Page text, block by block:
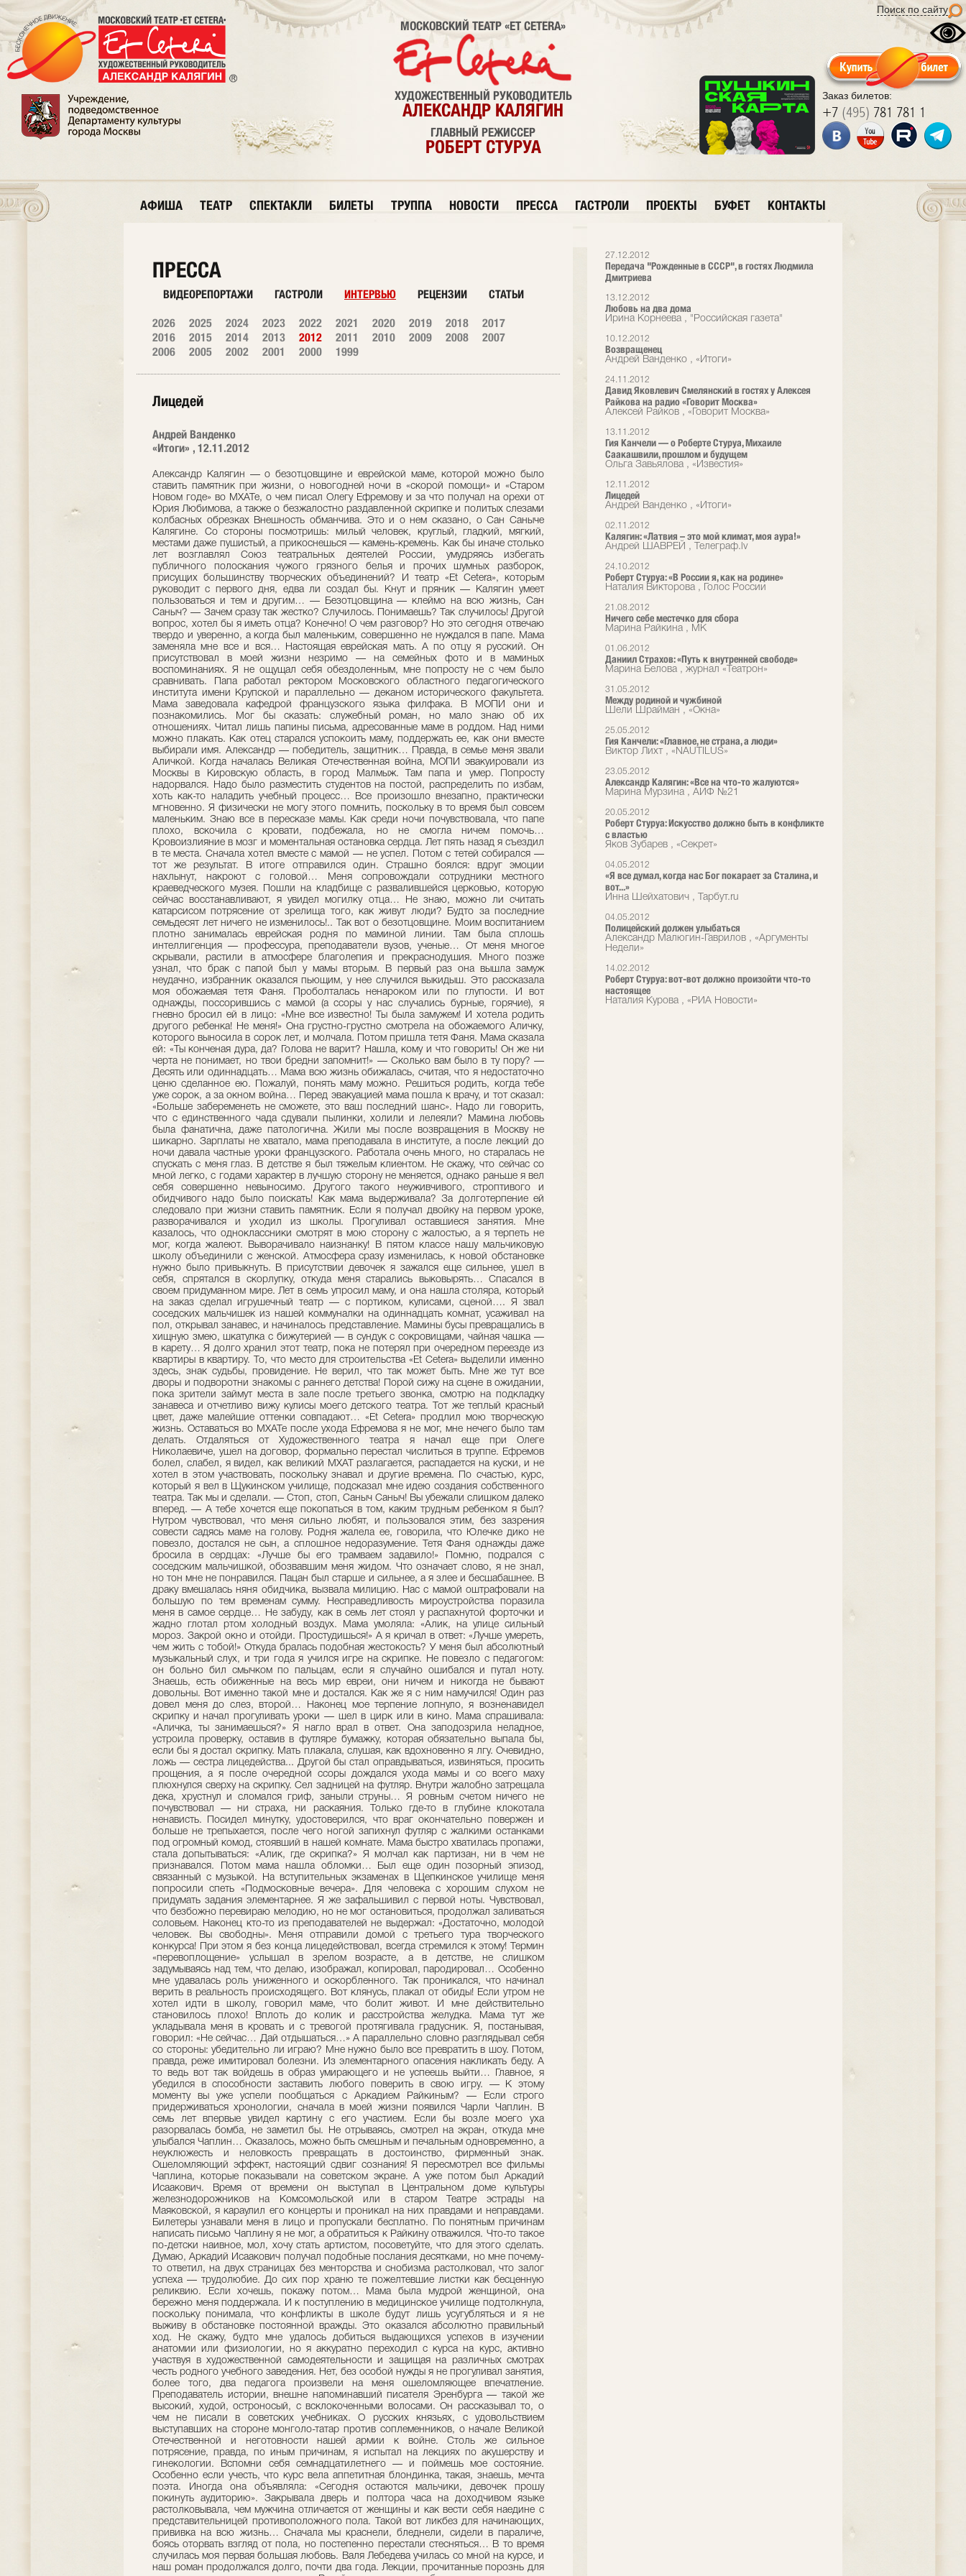
Поиск по сайту
Заказ билетов:
+7 (495) 781 781 1
МОСКОВСКИЙ ТЕАТР «ET CETERA»
ХУДОЖЕСТВЕННЫЙ РУКОВОДИТЕЛЬ
АЛЕКСАНДР КАЛЯГИН
ГЛАВНЫЙ РЕЖИССЕР
РОБЕРТ СТУРУА
АФИША ТЕАТР СПЕКТАКЛИ БИЛЕТЫ ТРУППА НОВОСТИ ПРЕССА ГАСТРОЛИ ПРОЕКТЫ БУФЕТ КОНТАКТЫ
27.12.2012
Передача "Рожденные в СССР", в гостях Людмила
Дмитриева
13.12.2012
Любовь на два дома
Ирина Корнеева , "Российская газета"
10.12.2012
Возвращенец
Андрей Ванденко , «Итоги»
24.11.2012
Давид Яковлевич Смелянский в гостях у Алексея
Райкова на радио «Говорит Москва»
Алексей Райков , «Говорит Москва»
13.11.2012
Гия Канчели — о Роберте Стуруа, Михаиле
Саакашвили, прошлом и будущем
Ольга Завьялова , «Известия»
12.11.2012
Лицедей
Андрей Ванденко , «Итоги»
02.11.2012
Калягин: «Латвия – это мой климат, моя аура!»
Андрей ШАВРЕЙ , Телеграф.lv
24.10.2012
Роберт Стуруа: «В России я, как на родине»
Наталия Викторова , Голос России
21.08.2012
Ничего себе местечко для сбора
Марина Райкина , МК
01.06.2012
Даниил Страхов: «Путь к внутренней свободе»
Марина Белова , журнал «Театрон»
31.05.2012
Между родиной и чужбиной
Шели Шрайман , «Окна»
25.05.2012
Гия Канчели: «Главное, не страна, а люди»
Виктор Лихт , «NAUTILUS»
23.05.2012
Александр Калягин: «Все на что-то жалуются»
Марина Мурзина , АИФ №21
20.05.2012
Роберт Стуруа: Искусство должно быть в конфликте
с властью
Яков Зубарев , «Секрет»
04.05.2012
«Я все думал, когда нас Бог покарает за Сталина, и
вот...»
Инна Шейхатович , Тарбут.ru
04.05.2012
Полицейский должен улыбаться
Александр Малюгин-Гаврилов , «Аргументы
Недели»
14.02.2012
Роберт Стуруа: вот-вот должно произойти что-то
настоящее
Наталия Курова , «РИА Новости»
ПРЕССА
ВИДЕОРЕПОРТАЖИ ГАСТРОЛИ ИНТЕРВЬЮ РЕЦЕНЗИИ СТАТЬИ
2026 2025 2024 2023 2022 2021 2020 2019 2018
2017
2016
2015 2014 2013 2012 2011 2010 2009 2008
2007
2006
2005 2002 2001 2000 1999
Лицедей
Андрей Ванденко
«Итоги» , 12.11.2012
Александр Калягин — о безотцовщине и еврейской маме, которой можно было ставить памятник при жизни, о новогодней ночи в «скорой помощи» и «Старом Новом годе» во МХАТе, о чем писал Олегу Ефремову и за что получал на орехи от Юрия Любимова, а также о безжалостно раздавленной скрипке и политых слезами колбасных обрезках Внешность обманчива. Это и о нем сказано, о Сан Саныче Калягине. Со стороны посмотришь: милый человек, круглый, гладкий, мягкий, местами даже пушистый, а прикоснешься — камень-кремень. Как бы иначе столько лет возглавлял Союз театральных деятелей России, умудряясь избегать публичного полоскания чужого грязного белья и прочих шумных разборок, присущих большинству творческих объединений? И театр «Et Cetera», которым руководит с первого дня, едва ли создал бы. Кнут и пряник — Калягин умеет пользоваться и тем и другим… — Безотцовщина — клеймо на всю жизнь, Сан Саныч? — Зачем сразу так жестко? Случилось. Понимаешь? Так случилось! Другой вопрос, хотел бы я иметь отца? Конечно! О чем разговор? Но это сегодня отвечаю твердо и уверенно, а когда был маленьким, совершенно не нуждался в папе. Мама заменяла мне все и вся… Настоящая еврейская мать. А по отцу я русский. Он присутствовал в моей жизни незримо — на семейных фото и в маминых воспоминаниях. Я не ощущал себя обездоленным, мне попросту не с чем было сравнивать. Папа работал ректором Московского областного педагогического института имени Крупской и параллельно — деканом исторического факультета. Мама заведовала кафедрой французского языка филфака. В МОПИ они и познакомились. Мог бы сказать: служебный роман, но мало знаю об их отношениях. Читал лишь папины письма, адресованные маме в роддом. Над ними можно плакать. Как отец старался успокоить маму, поддержать ее, как они вместе выбирали имя. Александр — победитель, защитник… Правда, в семье меня звали Аличкой. Когда началась Великая Отечественная война, МОПИ эвакуировали из Москвы в Кировскую область, в город Малмыж. Там папа и умер. Попросту надорвался. Надо было разместить студентов на постой, распределить по избам, хоть как-то наладить учебный процесс… Все произошло внезапно, практически мгновенно. Я физически не могу этого помнить, поскольку в то время был совсем маленьким. Знаю все в пересказе мамы. Как среди ночи почувствовала, что папе плохо, вскочила с кровати, подбежала, но не смогла ничем помочь… Кровоизлияние в мозг и моментальная остановка сердца. Лет пять назад я съездил в те места. Сначала хотел вместе с мамой — не успел. Потом с тетей собирался — тот же результат. В итоге отправился один. Страшно боялся: вдруг эмоции нахлынут, накроют с головой… Меня сопровождали сотрудники местного краеведческого музея. Пошли на кладбище с развалившейся церковью, которую сейчас восстанавливают, я увидел могилку отца… Не знаю, можно ли считать катарсисом потрясение от зрелища того, как живут люди? Будто за последние семьдесят лет ничего не изменилось!.. Так вот о безотцовщине. Моим воспитанием плотно занималась еврейская родня по маминой линии. Там была сплошь интеллигенция — профессура, преподаватели вузов, ученые… От меня многое скрывали, растили в атмосфере благолепия и прекраснодушия. Много позже узнал, что брак с папой был у мамы вторым. В первый раз она вышла замуж неудачно, избранник оказался пьющим, у нее случился выкидыш. Это рассказала моя обожаемая тетя Фаня. Проболталась ненароком или по глупости. И вот однажды, поссорившись с мамой (а ссоры у нас случались бурные, горячие), я гневно бросил ей в лицо: «Мне все известно! Ты была замужем! И хотела родить другого ребенка! Не меня!» Она грустно-грустно смотрела на обожаемого Аличку, которого выносила в сорок лет, и молчала. Потом пришла тетя Фаня. Мама сказала ей: «Ты конченая дура, да? Голова не варит? Нашла, кому и что говорить! Он же ни черта не понимает, но твои бредни запомнит!» — Сколько вам было в ту пору? — Десять или одиннадцать… Мама всю жизнь обижалась, считая, что я недостаточно ценю сделанное ею. Пожалуй, понять маму можно. Решиться родить, когда тебе уже сорок, а за окном война… Перед эвакуацией мама пошла к врачу, и тот сказал: «Больше забеременеть не сможете, это ваш последний шанс». Надо ли говорить, что с единственного чада сдували пылинки, холили и лелеяли? Мамина любовь была фанатична, даже патологична. Жили мы после возвращения в Москву не шикарно. Зарплаты не хватало, мама преподавала в институте, а после лекций до ночи давала частные уроки французского. Работала очень много, но старалась не спускать с меня глаз. В детстве я был тяжелым клиентом. Не скажу, что сейчас со мной легко, с годами характер в лучшую сторону не меняется, однако раньше я вел себя совершенно невыносимо. Другого такого неуживчивого, строптивого и обидчивого надо было поискать! Как мама выдерживала? За долготерпение ей следовало при жизни ставить памятник. Если я получал двойку на первом уроке, разворачивался и уходил из школы. Прогуливал оставшиеся занятия. Мне казалось, что одноклассники смотрят в мою сторону с жалостью, а я терпеть не мог, когда жалеют. Выворачивало наизнанку! В пятом классе нашу мальчиковую школу объединили с женской. Атмосфера сразу изменилась, к новой обстановке нужно было привыкнуть. В присутствии девочек я зажался еще сильнее, ушел в себя, спрятался в скорлупку, откуда меня старались выковырять… Спасался в своем придуманном мире. Лет в семь упросил маму, и она нашла столяра, который на заказ сделал игрушечный театр — с портиком, кулисами, сценой…. Я звал соседских мальчишек из нашей коммуналки на одиннадцать комнат, усаживал на пол, открывал занавес, и начиналось представление. Мамины бусы превращались в хищную змею, шкатулка с бижутерией — в сундук с сокровищами, чайная чашка — в карету… Я долго хранил этот театр, пока не потерял при очередном переезде из квартиры в квартиру. То, что место для строительства «Et Cetera» выделили именно здесь, знак судьбы, провидение. Не верил, что так может быть. Мне же тут все дворы и подворотни знакомы с раннего детства! Порой сижу на сцене в ожидании, пока зрители займут места в зале после третьего звонка, смотрю на подкладку занавеса и отчетливо вижу кулисы моего детского театра. Тот же теплый красный цвет, даже малейшие оттенки совпадают… «Et Cetera» продлил мою творческую жизнь. Оставаться во МХАТе после ухода Ефремова я не мог, мне нечего было там делать. Отдаляться от Художественного театра я начал еще при Олеге Николаевиче, ушел на договор, формально перестал числиться в труппе. Ефремов болел, слабел, я видел, как великий МХАТ разлагается, распадается на куски, и не хотел в этом участвовать, поскольку знавал и другие времена. По счастью, курс, который я вел в Щукинском училище, подсказал мне идею создания собственного театра. Так мы и сделали. — Стоп, стоп, Саныч Саныч! Вы убежали слишком далеко вперед. — А тебе хочется еще покопаться в том, каким трудным ребенком я был? Нутром чувствовал, что меня сильно любят, и пользовался этим, без зазрения совести садясь маме на голову. Родня жалела ее, говорила, что Юлечке дико не повезло, достался не сын, а сплошное недоразумение. Тетя Фаня однажды даже бросила в сердцах: «Лучше бы его трамваем задавило!» Помню, подрался с соседским мальчишкой, обозвавшим меня жидом. Что означает слово, я не знал, но тон мне не понравился. Пацан был старше и сильнее, а я злее и бесшабашнее. В драку вмешалась няня обидчика, вызвала милицию. Нас с мамой оштрафовали на большую по тем временам сумму. Несправедливость мироустройства поразила меня в самое сердце… Не забуду, как в семь лет стоял у распахнутой форточки и жадно глотал ртом холодный воздух. Мама умоляла: «Алик, на улице сильный мороз. Закрой окно и отойди. Простудишься!» А я кричал в ответ: «Лучше умереть, чем жить с тобой!» Откуда бралась подобная жестокость? У меня был абсолютный музыкальный слух, и три года я учился игре на скрипке. Не повезло с педагогом: он больно бил смычком по пальцам, если я случайно ошибался и путал ноту. Знаешь, есть обиженные на весь мир евреи, они ничем и никогда не бывают довольны. Вот именно такой мне и достался. Как же я с ним намучился! Один раз довел меня до слез, второй… Наконец мое терпение лопнуло, я возненавидел скрипку и начал прогуливать уроки — шел в цирк или в кино. Мама спрашивала: «Аличка, ты занимаешься?» Я нагло врал в ответ. Она заподозрила неладное, устроила проверку, оставив в футляре бумажку, которая обязательно выпала бы, если бы я достал скрипку. Мать плакала, слушая, как вдохновенно я лгу. Очевидно, ложь — сестра лицедейства... Другой бы стал оправдываться, извиняться, просить прощения, а я после очередной ссоры дождался ухода мамы и со всего маху плюхнулся сверху на скрипку. Сел задницей на футляр. Внутри жалобно затрещала дека, хрустнул и сломался гриф, заныли струны… Я ровным счетом ничего не почувствовал — ни страха, ни раскаяния. Только где-то в глубине клокотала ненависть. Посидел минутку, удостоверился, что враг окончательно повержен и больше не трепыхается, после чего ногой запихнул футляр с жалкими останками под огромный комод, стоявший в нашей комнате. Мама быстро хватилась пропажи, стала допытываться: «Алик, где скрипка?» Я молчал как партизан, ни в чем не признавался. Потом мама нашла обломки… Был еще один позорный эпизод, связанный с музыкой. На вступительных экзаменах в Щепкинское училище меня попросили спеть «Подмосковные вечера». Для человека с хорошим слухом не придумать задания элементарнее. Я же зафальшивил с первой ноты. Чувствовал, что безбожно перевираю мелодию, но не мог остановиться, продолжал заливаться соловьем. Наконец кто-то из преподавателей не выдержал: «Достаточно, молодой человек. Вы свободны». Меня отправили домой с третьего тура творческого конкурса! При этом я без конца лицедействовал, всегда стремился к этому! Термин «перевоплощение» услышал в зрелом возрасте, а в детстве, не слишком задумываясь над тем, что делаю, изображал, копировал, пародировал… Особенно мне удавалась роль униженного и оскорбленного. Так проникался, что начинал верить в реальность происходящего. Вот клянусь, плакал от обиды! Если утром не хотел идти